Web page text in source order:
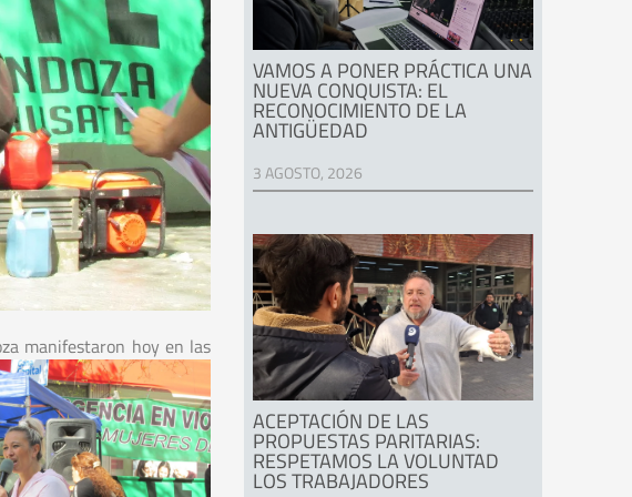
manifestaron hoy en las
VAMOS A PONER PRÁCTICA UNA
NUEVA CONQUISTA: EL
RECONOCIMIENTO DE LA
ANTIGÜEDAD
3 AGOSTO, 2026
ACEPTACIÓN DE LAS
PROPUESTAS PARITARIAS:
RESPETAMOS LA VOLUNTAD
LOS TRABAJADORES